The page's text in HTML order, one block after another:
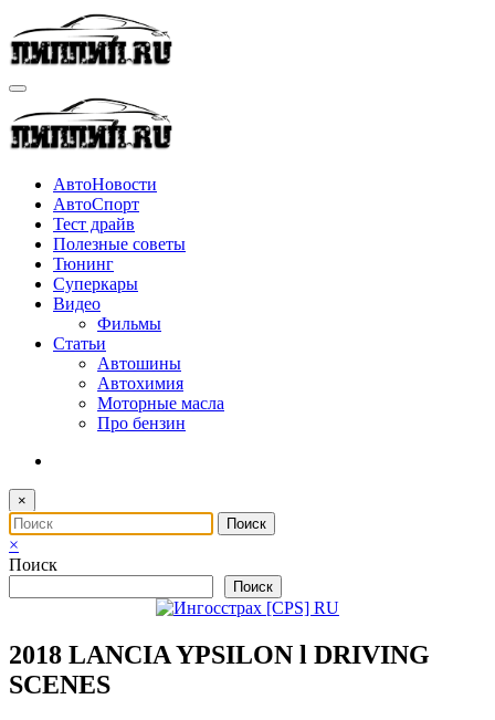
Перейти
к
содержимому
АвтоНовости
АвтоСпорт
Тест драйв
Полезные советы
Тюнинг
Суперкары
Видео
Фильмы
Статьи
Автошины
Автохимия
Моторные масла
Про бензин
×
×
Поиск
Поиск
2018 LANCIA YPSILON l DRIVING
SCENES